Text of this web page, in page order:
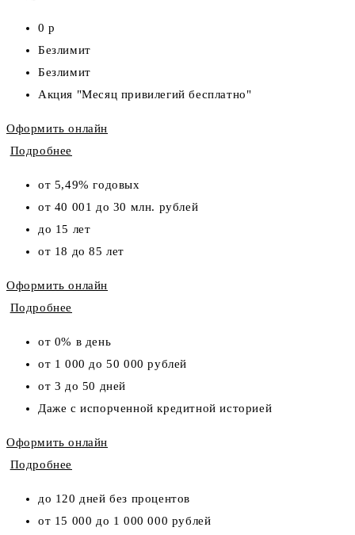
0 р
Безлимит
Безлимит
Акция "Месяц привилегий бесплатно"
Оформить онлайн
Подробнее
от 5,49% годовых
от 40 001 до 30 млн. рублей
до 15 лет
от 18 до 85 лет
Оформить онлайн
Подробнее
от 0% в день
от 1 000 до 50 000 рублей
от 3 до 50 дней
Даже с испорченной кредитной историей
Оформить онлайн
Подробнее
до 120 дней без процентов
от 15 000 до 1 000 000 рублей